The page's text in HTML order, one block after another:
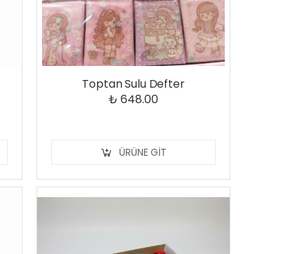
Toptan Sulu Defter
₺ 648.00
ÜRÜNE GIT